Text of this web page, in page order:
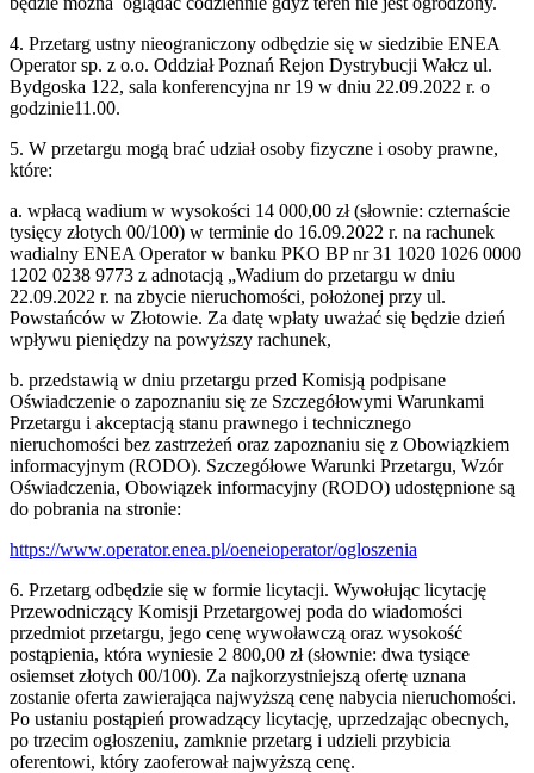
4. Przetarg ustny nieograniczony odbędzie się w siedzibie ENEA
Operator sp. z o.o. Oddział Poznań Rejon Dystrybucji Wałcz ul.
Bydgoska 122, sala konferencyjna nr 19 w dniu 22.09.2022 r. o
godzinie11.00.
5. W przetargu mogą brać udział osoby fizyczne i osoby prawne,
które:
a. wpłacą wadium w wysokości 14 000,00 zł (słownie: czternaście
tysięcy złotych 00/100) w terminie do 16.09.2022 r. na rachunek
wadialny ENEA Operator w banku PKO BP nr 31 1020 1026 0000
1202 0238 9773 z adnotacją „Wadium do przetargu w dniu
22.09.2022 r. na zbycie nieruchomości, położonej przy ul.
Powstańców w Złotowie. Za datę wpłaty uważać się będzie dzień
wpływu pieniędzy na powyższy rachunek,
b. przedstawią w dniu przetargu przed Komisją podpisane
Oświadczenie o zapoznaniu się ze Szczegółowymi Warunkami
Przetargu i akceptacją stanu prawnego i technicznego
nieruchomości bez zastrzeżeń oraz zapoznaniu się z Obowiązkiem
informacyjnym (RODO). Szczegółowe Warunki Przetargu, Wzór
Oświadczenia, Obowiązek informacyjny (RODO) udostępnione są
do pobrania na stronie:
https://www.operator.enea.pl/oeneioperator/ogloszenia
6. Przetarg odbędzie się w formie licytacji. Wywołując licytację
Przewodniczący Komisji Przetargowej poda do wiadomości
przedmiot przetargu, jego cenę wywoławczą oraz wysokość
postąpienia, która wyniesie 2 800,00 zł (słownie: dwa tysiące
osiemset złotych 00/100). Za najkorzystniejszą ofertę uznana
zostanie oferta zawierająca najwyższą cenę nabycia nieruchomości.
Po ustaniu postąpień prowadzący licytację, uprzedzając obecnych,
po trzecim ogłoszeniu, zamknie przetarg i udzieli przybicia
oferentowi, który zaoferował najwyższą cenę.